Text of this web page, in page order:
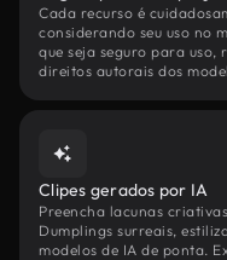
Cada recurso é
considerando seu uso no
que seja seguro para uso,
direitos autorais dos
Clipes gerados por IA
Preencha lacunas
Dumplings surreais,
modelos de IA de ponta.